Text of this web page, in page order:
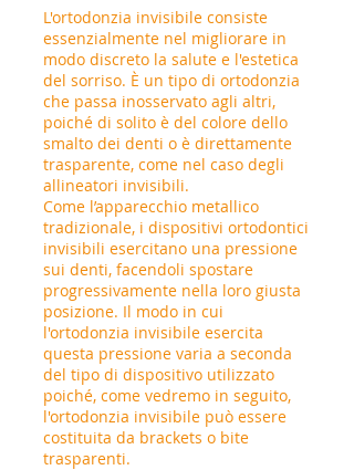
L'ortodonzia invisibile consiste
essenzialmente nel migliorare in
modo discreto la salute e l'estetica
del sorriso. È un tipo di ortodonzia
che passa inosservato agli altri,
poiché di solito è del colore dello
smalto dei denti o è direttamente
trasparente, come nel caso degli
allineatori invisibili.
Come l’apparecchio metallico
tradizionale, i dispositivi ortodontici
invisibili esercitano una pressione
sui denti, facendoli spostare
progressivamente nella loro giusta
posizione. Il modo in cui
l'ortodonzia invisibile esercita
questa pressione varia a seconda
del tipo di dispositivo utilizzato
poiché, come vedremo in seguito,
l'ortodonzia invisibile può essere
costituita da brackets o bite
trasparenti.